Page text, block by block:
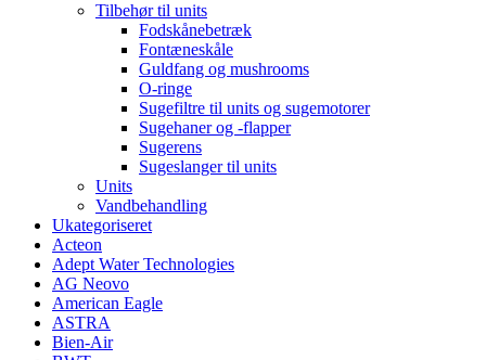
Tilbehør til units
Fodskånebetræk
Fontæneskåle
Guldfang og mushrooms
O-ringe
Sugefiltre til units og sugemotorer
Sugehaner og -flapper
Sugerens
Sugeslanger til units
Units
Vandbehandling
Ukategoriseret
Acteon
Adept Water Technologies
AG Neovo
American Eagle
ASTRA
Bien-Air